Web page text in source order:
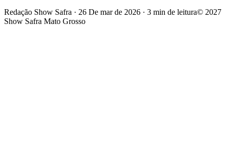
Redação Show Safra · 26 De mar de 2026 · 3 min de leitura© 2027
Show Safra Mato Grosso